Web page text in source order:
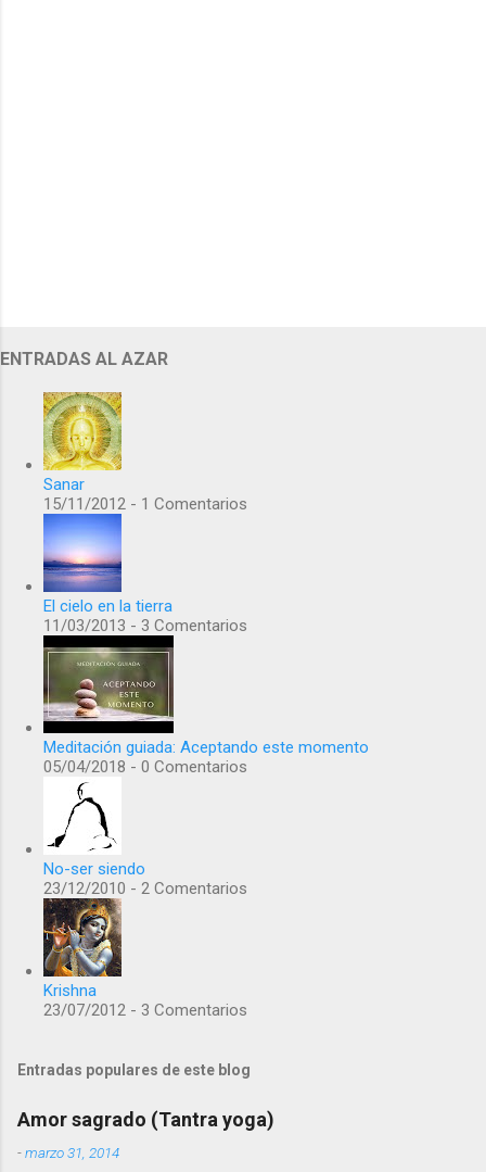
ENTRADAS AL AZAR
Sanar
15/11/2012 - 1 Comentarios
El cielo en la tierra
11/03/2013 - 3 Comentarios
Meditación guiada: Aceptando este momento
05/04/2018 - 0 Comentarios
No-ser siendo
23/12/2010 - 2 Comentarios
Krishna
23/07/2012 - 3 Comentarios
Entradas populares de este blog
Amor sagrado (Tantra yoga)
-marzo 31, 2014